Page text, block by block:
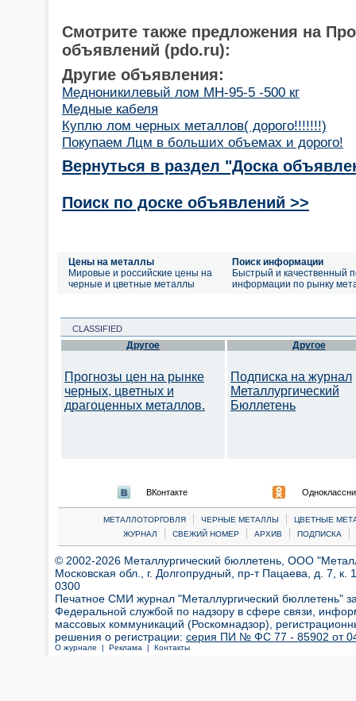
Смотрите также предложения на
объявлений (pdo.ru):
Другие объявления:
Медноникилевый лом МН-95-5 -500 кг
Медные кабеля
Куплю лом черных металлов( дорого!!!!!!!)
Покупаем Лцм в больших объемах и дорого!
Вернуться в раздел "Доска
Поиск по доске объявлений >>
Цены на металлы
Мировые и российские цены на
черные и цветные металлы
Поиск информации
Быстрый и качественный
информации по рынку
CLASSIFIED
Другое
Прогнозы цен на рынке
черных, цветных и
драгоценных металлов.
Другое
Подписка на журнал
Металлургический
Бюллетень
ВКонтакте
МЕТАЛЛОТОРГОВЛЯ | ЧЕРНЫЕ МЕТАЛЛЫ |
ЦВЕТНЫЕ
ЖУРНАЛ
| СВЕЖИЙ НОМЕР | АРХИВ | ПОДПИСКА |
© 2002-2026 Металлургический бюллетень, ООО
Московская обл., г. Долгопрудный, пр-т Пацаева, д. 7,
0300
Печатное СМИ журнал "Металлургический бюллетень"
Федеральной службой по надзору в сфере связи,
массовых коммуникаций (Роскомнадзор),
решения о регистрации: серия ПИ № ФС 77 - 85902 от 04
О журнале | Реклама | Контакты